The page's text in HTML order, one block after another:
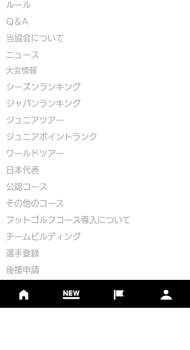
ルール
Q＆A
​当協会について
​ニュース
大会情報
シーズンランキング
ジャパンランキング
ジュニアツアー
ジュニアポイントランク
​ワールドツアー
​​日本代表
公認コース
​その他のコース
​ フットゴルフコース導入について
​チームビルディング
選手登録​
​後援申請